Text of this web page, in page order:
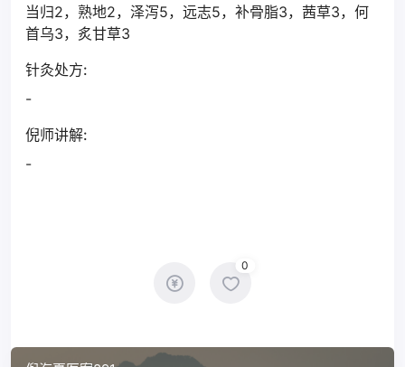
当归2，熟地2，泽泻5，远志5，补骨脂3，茜草3，何
首乌3，炙甘草3
针灸处方:
-
倪师讲解:
-
0